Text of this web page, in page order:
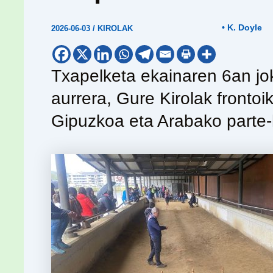
2026-06-03 / KIROLAK • K. Doyle
Txapelketa ekainaren 6an
aurrera, Gure Kirolak
Gipuzkoa eta Arabako